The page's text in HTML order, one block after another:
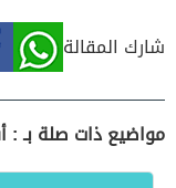
شارك المقالة
مواضيع ذات صلة بـ :